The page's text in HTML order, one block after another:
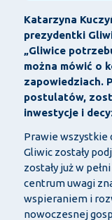
Katarzyna
prezydentki
„Gliwice
można mówić o
zapowiedziach.
postulatów,
inwestycje i
Prawie wszystkie
Gliwic zostały
zostały już w
centrum uwagi
wspieraniem i
nowoczesnej